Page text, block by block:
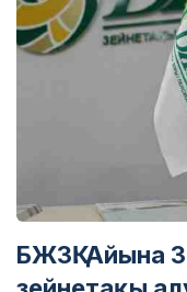
БЖЗҚ: Айына